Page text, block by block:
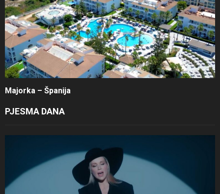
Majorka – Španija
PJESMA DANA